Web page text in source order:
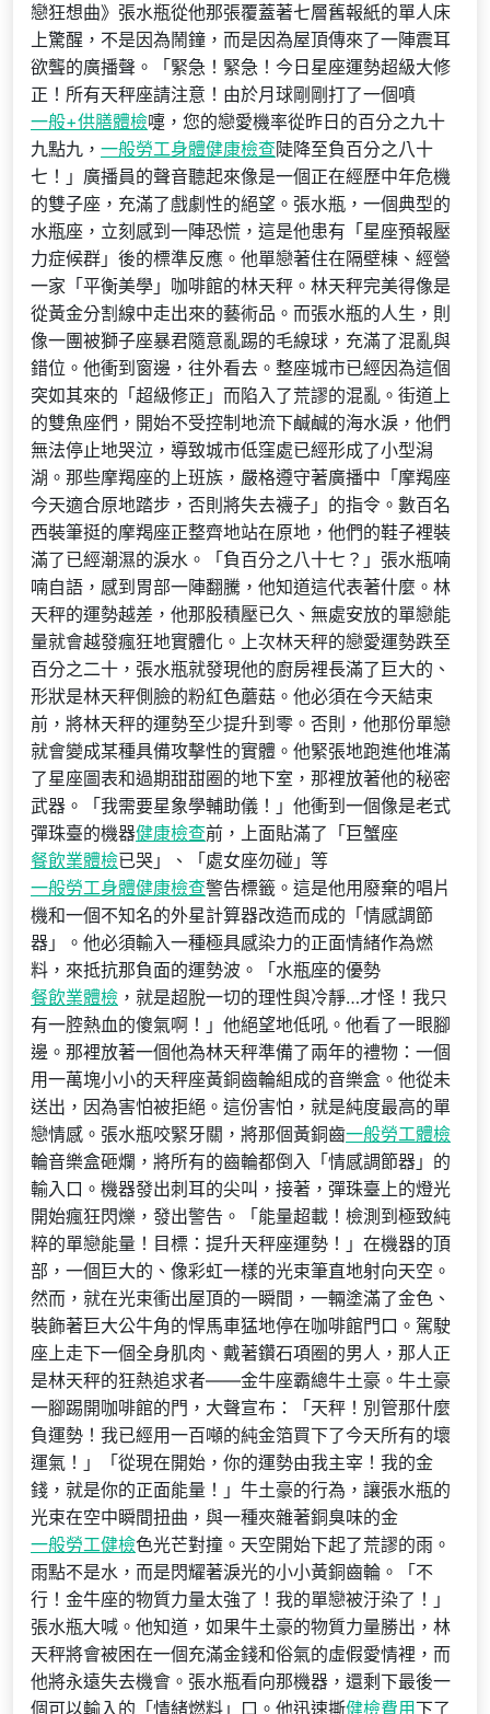
戀狂想曲》張水瓶從他那張覆蓋著七層舊報紙的單人床
上驚醒，不是因為鬧鐘，而是因為屋頂傳來了一陣震耳
欲聾的廣播聲。「緊急！緊急！今日星座運勢超級大修
正！所有天秤座請注意！由於月球剛剛打了一個噴
一般+供膳體檢嚏，您的戀愛機率從昨日的百分之九十
九點九， 一般勞工身體健康檢查陡降至負百分之八十
七！」廣播員的聲音聽起來像是一個正在經歷中年危機
的雙子座，充滿了戲劇性的絕望。張水瓶，一個典型的
水瓶座，立刻感到一陣恐慌，這是他患有「星座預報壓
力症候群」後的標準反應。他單戀著住在隔壁棟、經營
一家「平衡美學」咖啡館的林天秤。林天秤完美得像是
從黃金分割線中走出來的藝術品。而張水瓶的人生，則
像一團被獅子座暴君隨意亂踢的毛線球，充滿了混亂與
錯位。他衝到窗邊，往外看去。整座城市已經因為這個
突如其來的「超級修正」而陷入了荒謬的混亂。街道上
的雙魚座們，開始不受控制地流下鹹鹹的海水淚，他們
無法停止地哭泣，導致城市低窪處已經形成了小型潟
湖。那些摩羯座的上班族，嚴格遵守著廣播中「摩羯座
今天適合原地踏步，否則將失去襪子」的指令。數百名
西裝筆挺的摩羯座正整齊地站在原地，他們的鞋子裡裝
滿了已經潮濕的淚水。「負百分之八十七？」張水瓶喃
喃自語，感到胃部一陣翻騰，他知道這代表著什麼。林
天秤的運勢越差，他那股積壓已久、無處安放的單戀能
量就會越發瘋狂地實體化。上次林天秤的戀愛運勢跌至
百分之二十，張水瓶就發現他的廚房裡長滿了巨大的、
形狀是林天秤側臉的粉紅色蘑菇。他必須在今天結束
前，將林天秤的運勢至少提升到零。否則，他那份單戀
就會變成某種具備攻擊性的實體。他緊張地跑進他堆滿
了星座圖表和過期甜甜圈的地下室，那裡放著他的秘密
武器。「我需要星象學輔助儀！」他衝到一個像是老式
彈珠臺的機器健康檢查前，上面貼滿了「巨蟹座
餐飲業體檢已哭」、「處女座勿碰」等
一般勞工身體健康檢查警告標籤。這是他用廢棄的唱片
機和一個不知名的外星計算器改造而成的「情感調節
器」。他必須輸入一種極具感染力的正面情緒作為燃
料，來抵抗那負面的運勢波。「水瓶座的優勢
餐飲業體檢 ，就是超脫一切的理性與冷靜…才怪！我只
有一腔熱血的傻氣啊！」他絕望地低吼。他看了一眼腳
邊。那裡放著一個他為林天秤準備了兩年的禮物：一個
用一萬塊小小的天秤座黃銅齒輪組成的音樂盒。他從未
送出，因為害怕被拒絕。這份害怕，就是純度最高的單
戀情感。張水瓶咬緊牙關，將那個黃銅齒一般勞工體檢
輪音樂盒砸爛，將所有的齒輪都倒入「情感調節器」的
輸入口。機器發出刺耳的尖叫，接著，彈珠臺上的燈光
開始瘋狂閃爍，發出警告。「能量超載！檢測到極致純
粹的單戀能量！目標：提升天秤座運勢！」在機器的頂
部，一個巨大的、像彩虹一樣的光束筆直地射向天空。
然而，就在光束衝出屋頂的一瞬間，一輛塗滿了金色、
裝飾著巨大公牛角的悍馬車猛地停在咖啡館門口。駕駛
座上走下一個全身肌肉、戴著鑽石項圈的男人，那人正
是林天秤的狂熱追求者——金牛座霸總牛土豪。牛土豪
一腳踢開咖啡館的門，大聲宣布：「天秤！別管那什麼
負運勢！我已經用一百噸的純金箔買下了今天所有的壞
運氣！」「從現在開始，你的運勢由我主宰！我的金
錢，就是你的正面能量！」牛土豪的行為，讓張水瓶的
光束在空中瞬間扭曲，與一種夾雜著銅臭味的金
一般勞工健檢色光芒對撞。天空開始下起了荒謬的雨。
雨點不是水，而是閃耀著淚光的小小黃銅齒輪。「不
行！金牛座的物質力量太強了！我的單戀被汙染了！」
張水瓶大喊。他知道，如果牛土豪的物質力量勝出，林
天秤將會被困在一個充滿金錢和俗氣的虛假愛情裡，而
他將永遠失去機會。張水瓶看向那機器，還剩下最後一
個可以輸入的「情緒燃料」口。他迅速撕健檢費用下了